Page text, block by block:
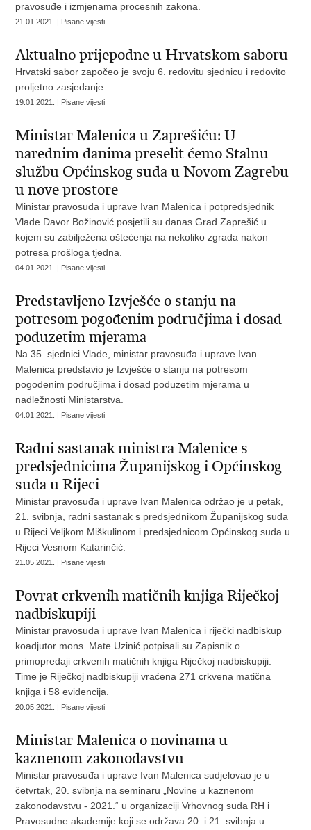
pravosuđe i izmjenama procesnih zakona.
21.01.2021. | Pisane vijesti
Aktualno prijepodne u Hrvatskom saboru
Hrvatski sabor započeo je svoju 6. redovitu sjednicu i redovito
proljetno zasjedanje.
19.01.2021. | Pisane vijesti
Ministar Malenica u Zaprešiću: U
narednim danima preselit ćemo Stalnu
službu Općinskog suda u Novom Zagrebu
u nove prostore
Ministar pravosuđa i uprave Ivan Malenica i potpredsjednik
Vlade Davor Božinović posjetili su danas Grad Zaprešić u
kojem su zabilježena oštećenja na nekoliko zgrada nakon
potresa prošloga tjedna.
04.01.2021. | Pisane vijesti
Predstavljeno Izvješće o stanju na
potresom pogođenim područjima i dosad
poduzetim mjerama
Na 35. sjednici Vlade, ministar pravosuđa i uprave Ivan
Malenica predstavio je Izvješće o stanju na potresom
pogođenim područjima i dosad poduzetim mjerama u
nadležnosti Ministarstva.
04.01.2021. | Pisane vijesti
Radni sastanak ministra Malenice s
predsjednicima Županijskog i Općinskog
suda u Rijeci
Ministar pravosuđa i uprave Ivan Malenica održao je u petak,
21. svibnja, radni sastanak s predsjednikom Županijskog suda
u Rijeci Veljkom Miškulinom i predsjednicom Općinskog suda u
Rijeci Vesnom Katarinčić.
21.05.2021. | Pisane vijesti
Povrat crkvenih matičnih knjiga Riječkoj
nadbiskupiji
Ministar pravosuđa i uprave Ivan Malenica i riječki nadbiskup
koadjutor mons. Mate Uzinić potpisali su Zapisnik o
primopredaji crkvenih matičnih knjiga Riječkoj nadbiskupiji.
Time je Riječkoj nadbiskupiji vraćena 271 crkvena matična
knjiga i 58 evidencija.
20.05.2021. | Pisane vijesti
Ministar Malenica o novinama u
kaznenom zakonodavstvu
Ministar pravosuđa i uprave Ivan Malenica sudjelovao je u
četvrtak, 20. svibnja na seminaru „Novine u kaznenom
zakonodavstvu - 2021.“ u organizaciji Vrhovnog suda RH i
Pravosudne akademije koji se održava 20. i 21. svibnja u